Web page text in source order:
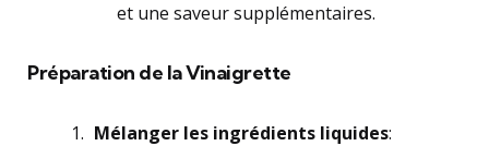
et une saveur supplémentaires.
Préparation de la Vinaigrette
Mélanger les ingrédients liquides: